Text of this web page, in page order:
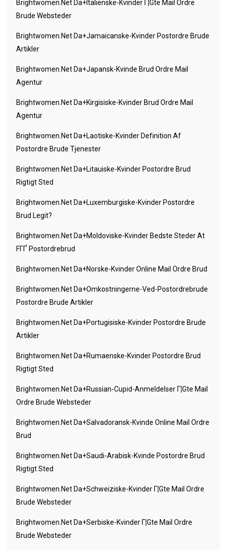
Brightwomen.net Da+italienske-Kvinder Г¦gte Mail Ordre
Brude Websteder
Brightwomen.net Da+jamaicanske-Kvinder Postordre Brude
Artikler
Brightwomen.net Da+japansk-Kvinde Brud Ordre Mail
Agentur
Brightwomen.net Da+kirgisiske-Kvinder Brud Ordre Mail
Agentur
Brightwomen.net Da+laotiske-Kvinder Definition Af
Postordre Brude Tjenester
Brightwomen.net Da+litauiske-Kvinder Postordre Brud
Rigtigt Sted
Brightwomen.net Da+luxemburgiske-Kvinder Postordre
Brud Legit?
Brightwomen.net Da+moldoviske-Kvinder Bedste Steder At
FГҐ Postordrebrud
Brightwomen.net Da+norske-Kvinder Online Mail Ordre Brud
Brightwomen.net Da+omkostningerne-Ved-Postordrebrude
Postordre Brude Artikler
Brightwomen.net Da+portugisiske-Kvinder Postordre Brude
Artikler
Brightwomen.net Da+rumaenske-Kvinder Postordre Brud
Rigtigt Sted
Brightwomen.net Da+russian-Cupid-Anmeldelser Г¦gte Mail
Ordre Brude Websteder
Brightwomen.net Da+salvadoransk-Kvinde Online Mail Ordre
Brud
Brightwomen.net Da+saudi-Arabisk-Kvinde Postordre Brud
Rigtigt Sted
Brightwomen.net Da+schweiziske-Kvinder Г¦gte Mail Ordre
Brude Websteder
Brightwomen.net Da+serbiske-Kvinder Г¦gte Mail Ordre
Brude Websteder